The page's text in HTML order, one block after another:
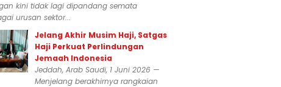
kini tidak lagi dipandang semata
urusan sektor...
Jelang Akhir Musim Haji, Satgas
Haji Perkuat Perlindungan
Jemaah Indonesia
Jeddah, Arab Saudi, 1 Juni 2026 —
Menjelang berakhirnya rangkaian